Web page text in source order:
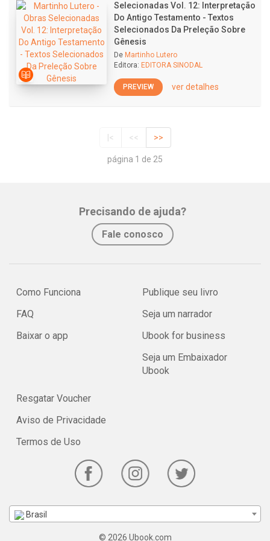
Selecionadas Vol. 12: Interpretação
Do Antigo Testamento - Textos
Selecionados Da Preleção Sobre
Gênesis
De Martinho Lutero
Editora: EDITORA SINODAL
PREVIEW ver detalhes
|< << >>
página 1 de 25
Precisando de ajuda?
Fale conosco
Como Funciona
FAQ
Baixar o app
Publique seu livro
Seja um narrador
Ubook for business
Seja um Embaixador
Ubook
Resgatar Voucher
Aviso de Privacidade
Termos de Uso
Brasil
© 2026 Ubook.com